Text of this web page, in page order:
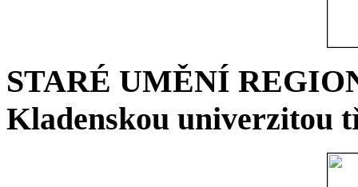
STARÉ UMĚNÍ
Kladenskou univerzitou